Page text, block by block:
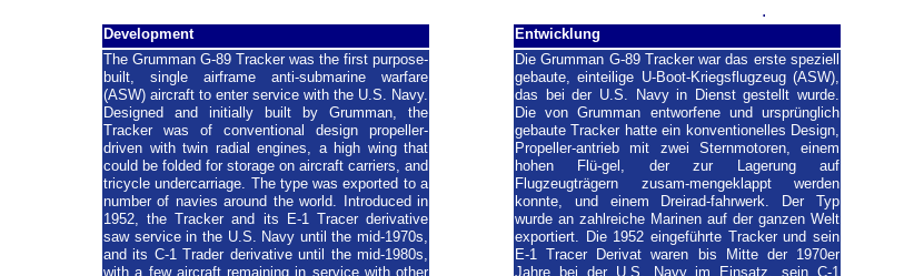
.
Development
Entwicklung
The Grumman G-89 Tracker was the first purpose-
built, single airframe anti-submarine warfare
(ASW) aircraft to enter service with the U.S. Navy.
Designed and initially built by Grumman, the
Tracker was of conventional design propeller-
driven with twin radial engines, a high wing that
could be folded for storage on aircraft carriers, and
tricycle undercarriage. The type was exported to a
number of navies around the world. Introduced in
1952, the Tracker and its E-1 Tracer derivative
saw service in the U.S. Navy until the mid-1970s,
and its C-1 Trader derivative until the mid-1980s,
with a few aircraft remaining in service with other
Die Grumman G-89 Tracker war das erste speziell
gebaute, einteilige U-Boot-Kriegsflugzeug (ASW),
das bei der U.S. Navy in Dienst gestellt wurde.
Die von Grumman entworfene und ursprünglich
gebaute Tracker hatte ein konventionelles Design,
Propeller-antrieb mit zwei Sternmotoren, einem
hohen Flü-gel, der zur Lagerung auf
Flugzeugträgern zusam-mengeklappt werden
konnte, und einem Dreirad-fahrwerk. Der Typ
wurde an zahlreiche Marinen auf der ganzen Welt
exportiert. Die 1952 eingeführte Tracker und sein
E-1 Tracer Derivat waren bis Mitte der 1970er
Jahre bei der U.S. Navy im Einsatz, sein C-1